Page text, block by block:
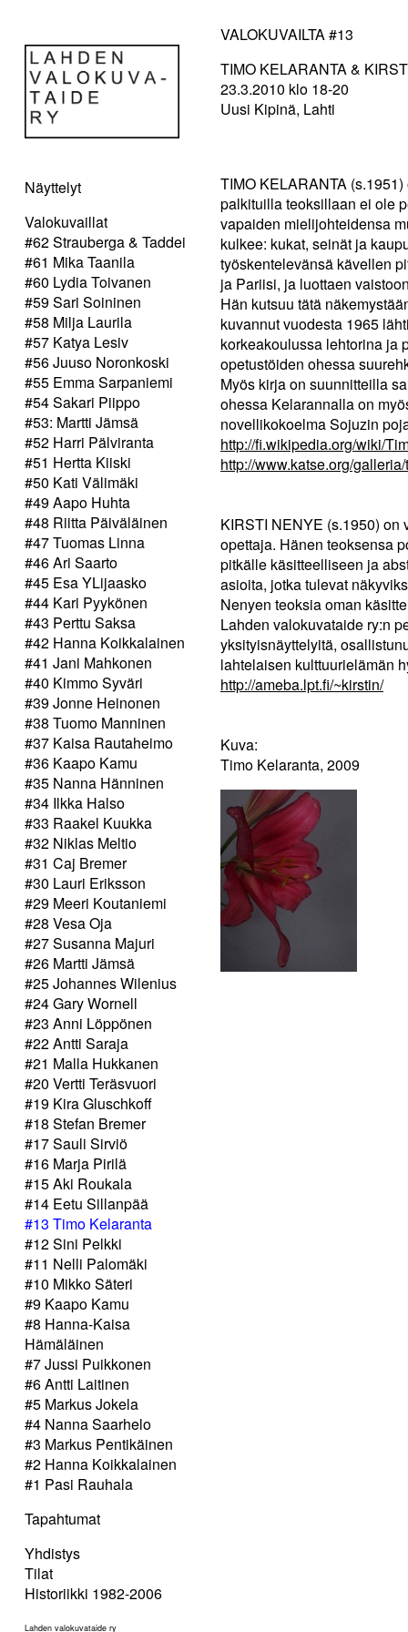
Näyttelyt
Valokuvaillat
#62 Strauberga & Taddei
#61 Mika Taanila
#60 Lydia Toivanen
#59 Sari Soininen
#58 Milja Laurila
#57 Katya Lesiv
#56 Juuso Noronkoski
#55 Emma Sarpaniemi
#54 Sakari Piippo
#53: Martti Jämsä
#52 Harri Pälviranta
#51 Hertta Kiiski
#50 Kati Välimäki
#49 Aapo Huhta
#48 Riitta Päiväläinen
#47 Tuomas Linna
#46 Ari Saarto
#45 Esa YLijaasko
#44 Kari Pyykönen
#43 Perttu Saksa
#42 Hanna Koikkalainen
#41 Jani Mahkonen
#40 Kimmo Syväri
#39 Jonne Heinonen
#38 Tuomo Manninen
#37 Kaisa Rautaheimo
#36 Kaapo Kamu
#35 Nanna Hänninen
#34 Ilkka Halso
#33 Raakel Kuukka
#32 Niklas Meltio
#31 Caj Bremer
#30 Lauri Eriksson
#29 Meeri Koutaniemi
#28 Vesa Oja
#27 Susanna Majuri
#26 Martti Jämsä
#25 Johannes Wilenius
#24 Gary Wornell
#23 Anni Löppönen
#22 Antti Saraja
#21 Malla Hukkanen
#20 Vertti Teräsvuori
#19 Kira Gluschkoff
#18 Stefan Bremer
#17 Sauli Sirviö
#16 Marja Pirilä
#15 Aki Roukala
#14 Eetu Sillanpää
#13 Timo Kelaranta
#12 Sini Pelkki
#11 Nelli Palomäki
#10 Mikko Säteri
#9 Kaapo Kamu
#8 Hanna-Kaisa
Hämäläinen
#7 Jussi Puikkonen
#6 Antti Laitinen
#5 Markus Jokela
#4 Nanna Saarhelo
#3 Markus Pentikäinen
#2 Hanna Koikkalainen
#1 Pasi Rauhala
Tapahtumat
Yhdistys
Tilat
Historiikki 1982-2006
Lahden valokuvataide ry
VALOKUVAILTA #13
TIMO KELARANTA &
23.3.2010 klo 18-20
Uusi Kipinä, Lahti
TIMO KELARANTA
palkituilla teoksillaan ei ole
vapaiden mielijohteidensa
kulkee: kukat, seinät ja
työskentelevänsä kävellen
ja Pariisi, ja luottaen
Hän kutsuu tätä
kuvannut vuodesta 1965
korkeakoulussa lehtorina ja
opetustöiden ohessa
Myös kirja on suunnitteilla
ohessa Kelarannalla on
novellikokoelma Sojuzin
http://fi.wikipedia.org/wiki/
http://www.katse.org/
KIRSTI NENYE (s.1950)
opettaja. Hänen teoksensa
pitkälle käsitteelliseen ja
asioita, jotka tulevat
Nenyen teoksia oman
Lahden valokuvataide ry:n
yksityisnäyttelyitä,
lahtelaisen kulttuurielämän
http://ameba.lpt.fi/~kirstin/
Kuva:
Timo Kelaranta, 2009